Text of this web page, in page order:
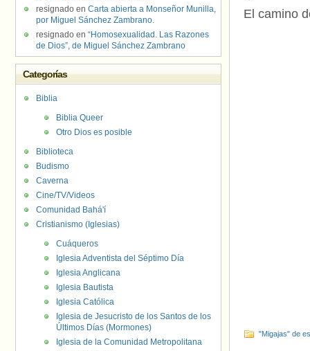
El camino
"Migajas" de
resignado en Carta abierta a Monseñor Munilla,
por Miguel Sánchez Zambrano.
resignado en “Homosexualidad. Las Razones
de Dios”, de Miguel Sánchez Zambrano
Categorías
Biblia
Biblia Queer
Otro Dios es posible
Biblioteca
Budismo
Caverna
Cine/TV/Videos
Comunidad Bahá'í
Cristianismo (Iglesias)
Cuáqueros
Iglesia Adventista del Séptimo Día
Iglesia Anglicana
Iglesia Bautista
Iglesia Católica
Iglesia de Jesucristo de los Santos de los
Últimos Días (Mormones)
Iglesia de la Comunidad Metropolitana